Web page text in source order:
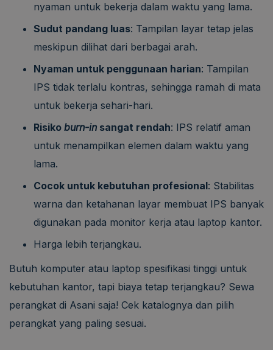
nyaman untuk bekerja dalam waktu yang lama.
Sudut pandang luas: Tampilan layar tetap jelas
meskipun dilihat dari berbagai arah.
Nyaman untuk penggunaan harian: Tampilan
IPS tidak terlalu kontras, sehingga ramah di mata
untuk bekerja sehari-hari.
Risiko burn-in sangat rendah: IPS relatif aman
untuk menampilkan elemen dalam waktu yang
lama.
Cocok untuk kebutuhan profesional: Stabilitas
warna dan ketahanan layar membuat IPS banyak
digunakan pada monitor kerja atau laptop kantor.
Harga lebih terjangkau.
Butuh komputer atau laptop spesifikasi tinggi untuk
kebutuhan kantor, tapi biaya tetap terjangkau? Sewa
perangkat di Asani saja! Cek katalognya dan pilih
perangkat yang paling sesuai.